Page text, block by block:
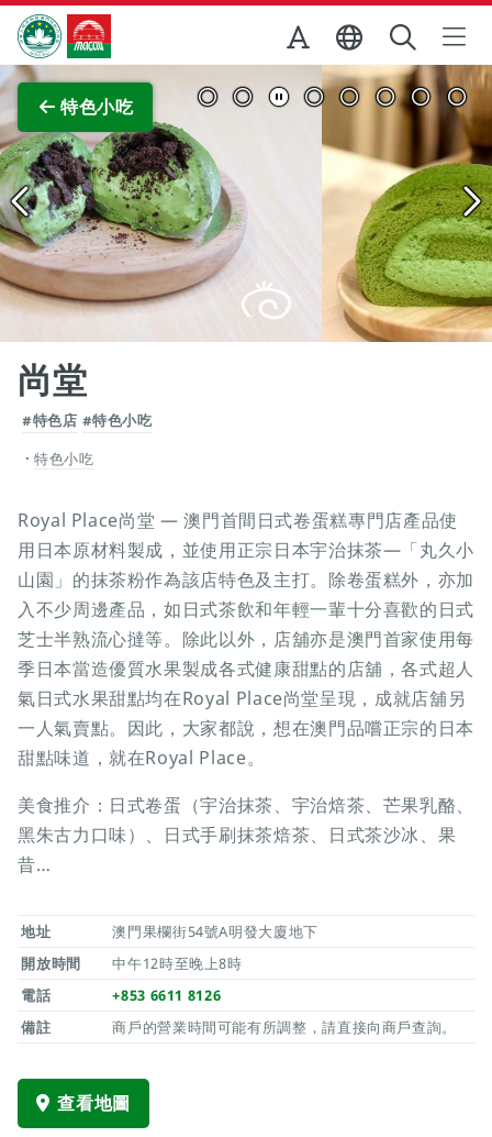
跳至主内容
澳門特別行政區政府旅遊局
特色小吃
尚堂
#特色店 #特色小吃
特色小吃
Royal Place尚堂 — 澳門首間日式卷蛋糕專門店產品使
用日本原材料製成，並使用正宗日本宇治抹茶—「丸久小
山園」的抹茶粉作為該店特色及主打。除卷蛋糕外，亦加
入不少周邊產品，如日式茶飲和年輕一輩十分喜歡的日式
芝士半熟流心撻等。除此以外，店舖亦是澳門首家使用每
季日本當造優質水果製成各式健康甜點的店舖，各式超人
氣日式水果甜點均在Royal Place尚堂呈現，成就店舖另
一人氣賣點。因此，大家都說，想在澳門品嚐正宗的日本
甜點味道，就在Royal Place。
美食推介：日式卷蛋（宇治抹茶、宇治焙茶、芒果乳酪、
黑朱古力口味）、日式手刷抹茶焙茶、日式茶沙冰、果
昔…
地址
澳門果欄街54號A明發大廈地下
開放時間
中午12時至晚上8時
電話
+853 6611 8126
備註
商戶的營業時間可能有所調整，請直接向商戶查詢。
查看地圖